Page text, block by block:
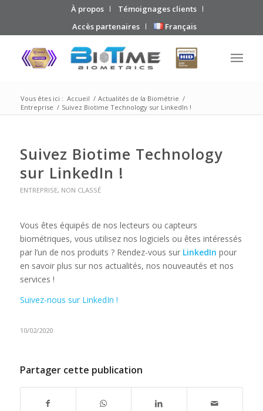
À propos
Témoignages clients
Accès partenaires
Français
Vous êtes ici : Accueil / Actualités de la Biométrie /
Entreprise / Suivez Biotime Technology sur LinkedIn !
Suivez Biotime Technology
sur LinkedIn !
ENTREPRISE, NON CLASSÉ
Vous êtes équipés de nos lecteurs ou capteurs
biométriques, vous utilisez nos logiciels ou êtes intéressés
par l’un de nos produits ? Rendez-vous sur LinkedIn pour
en savoir plus sur nos actualités, nos nouveautés et nos
services !
Suivez-nous sur LinkedIn !
10/02/2020
Partager cette publication